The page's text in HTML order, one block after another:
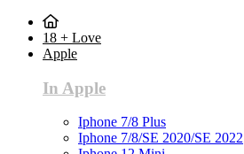
18 + Love
Apple
In Apple
Iphone 7/8 Plus
Iphone 7/8/SE 2020/SE 2022